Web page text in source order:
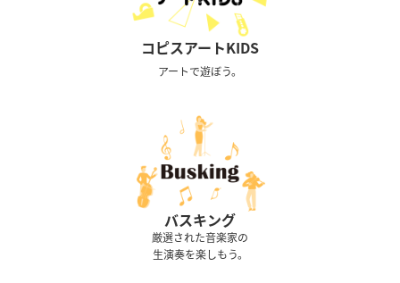
コピスアートKIDS
アートで遊ぼう。
バスキング
厳選された音楽家の
生演奏を楽しもう。